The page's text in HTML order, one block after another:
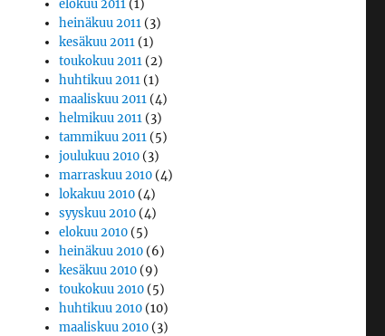
elokuu 2011 (1)
heinäkuu 2011 (3)
kesäkuu 2011 (1)
toukokuu 2011 (2)
huhtikuu 2011 (1)
maaliskuu 2011 (4)
helmikuu 2011 (3)
tammikuu 2011 (5)
joulukuu 2010 (3)
marraskuu 2010 (4)
lokakuu 2010 (4)
syyskuu 2010 (4)
elokuu 2010 (5)
heinäkuu 2010 (6)
kesäkuu 2010 (9)
toukokuu 2010 (5)
huhtikuu 2010 (10)
maaliskuu 2010 (3)